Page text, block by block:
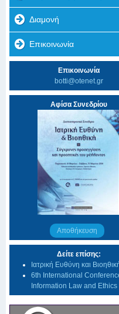
Διαμονή
Επικοινωνία
Επικοινωνία
botti@otenet.gr
Αφίσα Συνεδρίου
Αποθήκευση
Δείτε επίσης:
Ιατρική Ευθύνη και
6th International
Information Law and Ethics